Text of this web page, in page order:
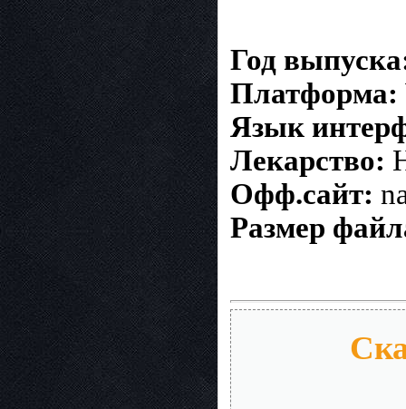
Год
Платформа:
Язык
Лекарство:
Офф.сайт:
Размер